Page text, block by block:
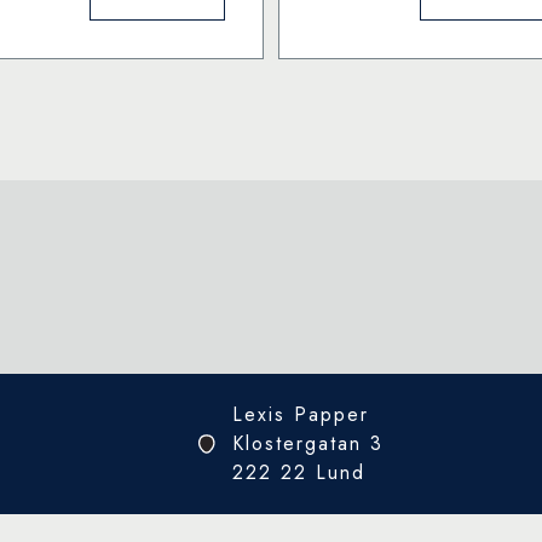
pussel
Lexis Papper
Klostergatan 3
222 22 Lund